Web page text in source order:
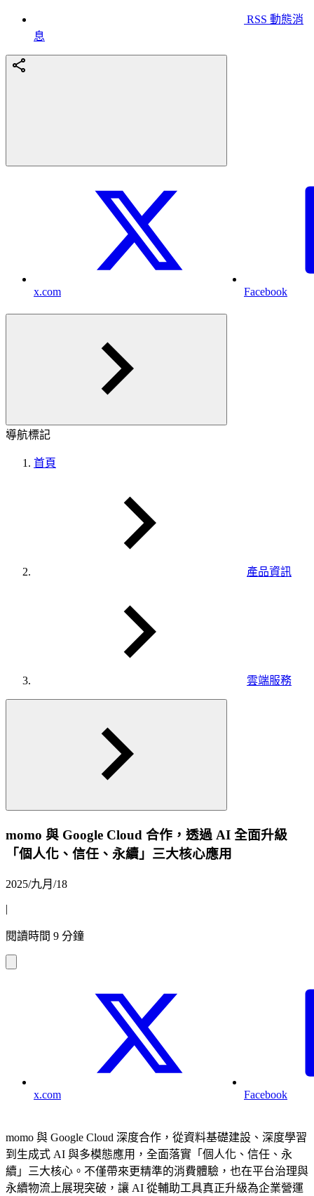
RSS 動態消
息
x.com Facebook
導航標記
首頁
產品資訊
雲端服務
momo 與 Google Cloud 合作，透過 AI 全面升級
「個人化、信任、永續」三大核心應用
2025/九月/18
|
閱讀時間 9 分鐘
x.com Facebook
momo 與 Google Cloud 深度合作，從資料基礎建設、深度學習
到生成式 AI 與多模態應用，全面落實「個人化、信任、永
續」三大核心。不僅帶來更精準的消費體驗，也在平台治理與
永續物流上展現突破，讓 AI 從輔助工具真正升級為企業營運